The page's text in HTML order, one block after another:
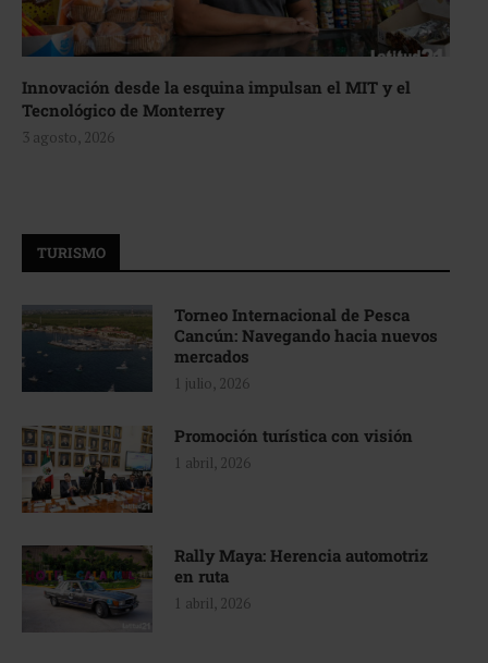
Innovación desde la esquina impulsan el MIT y el
Tecnológico de Monterrey
3 agosto, 2026
TURISMO
Torneo Internacional de Pesca
Cancún: Navegando hacia nuevos
mercados
1 julio, 2026
Promoción turística con visión
1 abril, 2026
Rally Maya: Herencia automotriz
en ruta
1 abril, 2026